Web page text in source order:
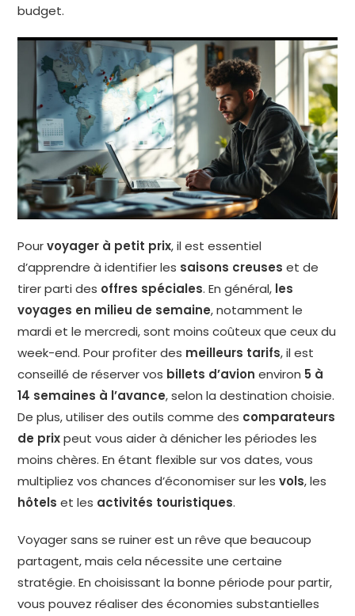
budget.
Pourvoyager à petit prix, il est essentiel
d’apprendre à identifier les saisons creuses et de
tirer parti des offres spéciales. En général, les
voyages en milieu de semaine, notamment le
mardi et le mercredi, sont moins coûteux que ceux du
week-end. Pour profiter des meilleurs tarifs, il est
conseillé de réserver vos billets d’avion environ 5 à
14 semaines à l’avance, selon la destination choisie.
De plus, utiliser des outils comme des comparateurs
de prixpeut vous aider à dénicher les périodes les
moins chères. En étant flexible sur vos dates, vous
multipliez vos chances d’économiser sur lesvols, les
hôtels et les activités touristiques.
Voyager sans se ruiner est un rêve que beaucoup
partagent, mais cela nécessite une certaine
stratégie. En choisissant la bonne période pour partir,
vous pouvez réaliser des économies substantielles